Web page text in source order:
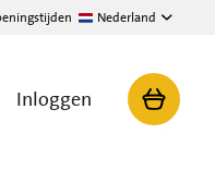
Nederland
Inloggen